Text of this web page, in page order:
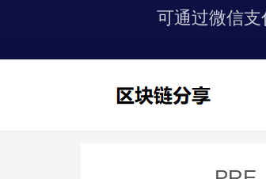
可通过微信支